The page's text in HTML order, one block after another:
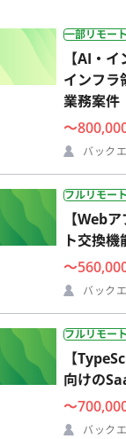
一部リモー
【AI・
インフラ
業務案件
〜
バック
フルリモー
【Web
ト交換
〜
バック
フルリモー
【
向けの
〜
バック